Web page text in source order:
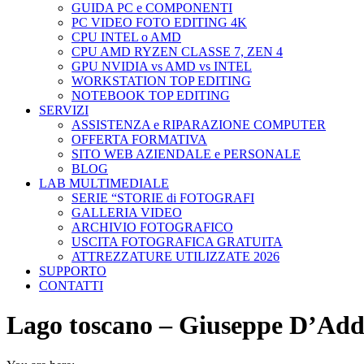
GUIDA PC e COMPONENTI
PC VIDEO FOTO EDITING 4K
CPU INTEL o AMD
CPU AMD RYZEN CLASSE 7, ZEN 4
GPU NVIDIA vs AMD vs INTEL
WORKSTATION TOP EDITING
NOTEBOOK TOP EDITING
SERVIZI
ASSISTENZA e RIPARAZIONE COMPUTER
OFFERTA FORMATIVA
SITO WEB AZIENDALE e PERSONALE
BLOG
LAB MULTIMEDIALE
SERIE “STORIE di FOTOGRAFI
GALLERIA VIDEO
ARCHIVIO FOTOGRAFICO
USCITA FOTOGRAFICA GRATUITA
ATTREZZATURE UTILIZZATE 2026
SUPPORTO
CONTATTI
Lago toscano – Giuseppe